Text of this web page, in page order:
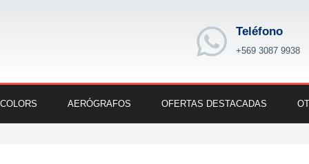
Teléfono
+569 3087 9938
AERÓGRAFOS OFERTAS DESTACADAS